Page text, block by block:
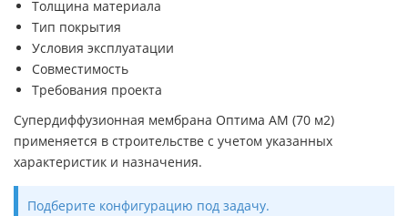
Толщина материала
Тип покрытия
Условия эксплуатации
Совместимость
Требования проекта
Супердиффузионная мембрана Оптима АМ (70 м2)
применяется в строительстве с учетом указанных
характеристик и назначения.
Подберите конфигурацию под задачу.